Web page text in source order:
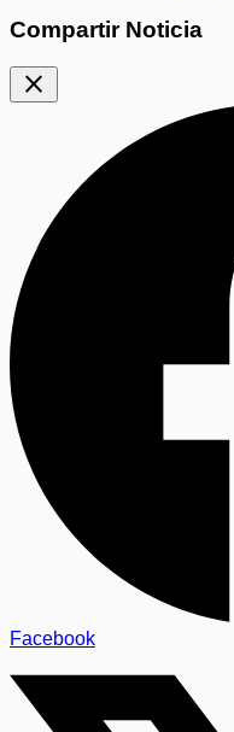
Compartir Noticia
close
Facebook